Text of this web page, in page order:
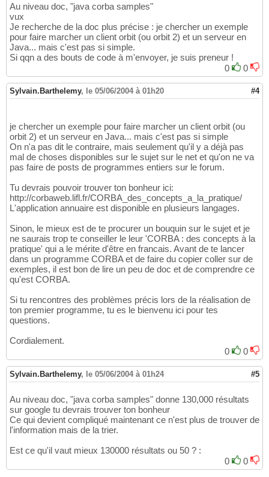
Au niveau doc, "java corba samples"
vux
Je recherche de la doc plus précise : je chercher un exemple
pour faire marcher un client orbit (ou orbit 2) et un serveur en
Java... mais c'est pas si simple.
Si qqn a des bouts de code à m'envoyer, je suis preneur !
0
0
Sylvain.Barthelemy, le 05/06/2004 à 01h20 #4
je chercher un exemple pour faire marcher un client orbit (ou
orbit 2) et un serveur en Java... mais c'est pas si simple
On n'a pas dit le contraire, mais seulement qu'il y a déjà pas
mal de choses disponibles sur le sujet sur le net et qu'on ne va
pas faire de posts de programmes entiers sur le forum.
Tu devrais pouvoir trouver ton bonheur ici:
http://corbaweb.lifl.fr/CORBA_des_concepts_a_la_pratique/
L'application annuaire est disponible en plusieurs langages.
Sinon, le mieux est de te procurer un bouquin sur le sujet et je
ne saurais trop te conseiller le leur 'CORBA : des concepts à la
pratique' qui a le mérite d'être en francais. Avant de te lancer
dans un programme CORBA et de faire du copier coller sur de
exemples, il est bon de lire un peu de doc et de comprendre ce
qu'est CORBA.
Si tu rencontres des problèmes précis lors de la réalisation de
ton premier programme, tu es le bienvenu ici pour tes
questions.
Cordialement.
0
0
Sylvain.Barthelemy, le 05/06/2004 à 01h24 #5
Au niveau doc, "java corba samples" donne 130,000 résultats
sur google tu devrais trouver ton bonheur
Ce qui devient compliqué maintenant ce n'est plus de trouver de
l'information mais de la trier.
Est ce qu'il vaut mieux 130000 résultats ou 50 ? :
0
0